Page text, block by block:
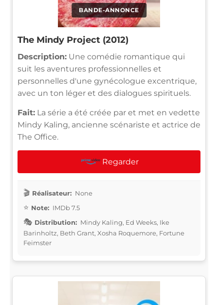
BANDE-ANNONCE
The Mindy Project (2012)
Description: Une comédie romantique qui
suit les aventures professionnelles et
personnelles d'une gynécologue excentrique,
avec un ton léger et des dialogues spirituels.
Fait: La série a été créée par et met en vedette
Mindy Kaling, ancienne scénariste et actrice de
The Office.
Regarder
Réalisateur: None
Note: IMDb 7.5
Distribution: Mindy Kaling, Ed Weeks, Ike
Barinholtz, Beth Grant, Xosha Roquemore, Fortune
Feimster